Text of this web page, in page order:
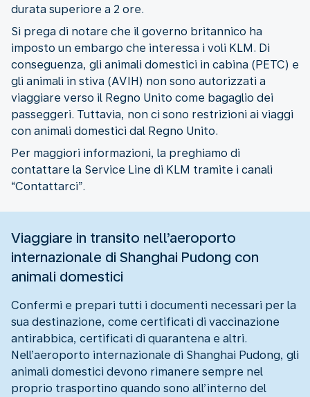
durata superiore a 2 ore.
Si prega di notare che il governo britannico ha
imposto un embargo che interessa i voli KLM. Di
conseguenza, gli animali domestici in cabina (PETC) e
gli animali in stiva (AVIH) non sono autorizzati a
viaggiare verso il Regno Unito come bagaglio dei
passeggeri. Tuttavia, non ci sono restrizioni ai viaggi
con animali domestici dal Regno Unito.
Per maggiori informazioni, la preghiamo di
contattare la Service Line di KLM tramite i canali
“Contattarci”.
Viaggiare in transito nell’aeroporto
internazionale di Shanghai Pudong con
animali domestici
Confermi e prepari tutti i documenti necessari per la
sua destinazione, come certificati di vaccinazione
antirabbica, certificati di quarantena e altri.
Nell’aeroporto internazionale di Shanghai Pudong, gli
animali domestici devono rimanere sempre nel
proprio trasportino quando sono all’interno del